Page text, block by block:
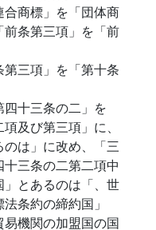
合商標」を「団体商
条第三項」を「前
三項」を「第十条
十三条の二」を
及び第三項」に、
のは」に改め、「三
三条の二第二項中
」とあるのは「、世
条約の締約国」
機関の加盟国の国